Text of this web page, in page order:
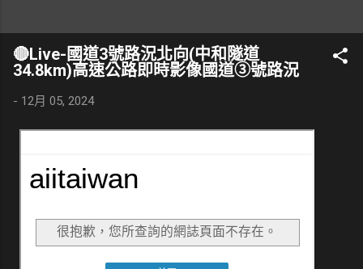
🔴Live-國道3號路況北向(中和隧道
34.8km)高速公路即時影像國道③號路況
- 12月 05, 2024